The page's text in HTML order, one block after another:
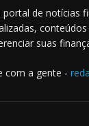
portal de notícias
suas
com a gente -